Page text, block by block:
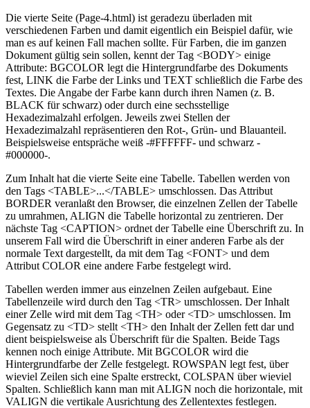
Die vierte Seite (Page-4.html) ist geradezu überladen mit
verschiedenen Farben und damit eigentlich ein Beispiel dafür, wie
man es auf keinen Fall machen sollte. Für Farben, die im ganzen
Dokument gültig sein sollen, kennt der Tag <BODY> einige
Attribute: BGCOLOR legt die Hintergrundfarbe des Dokuments
fest, LINK die Farbe der Links und TEXT schließlich die Farbe des
Textes. Die Angabe der Farbe kann durch ihren Namen (z. B.
BLACK für schwarz) oder durch eine sechsstellige
Hexadezimalzahl erfolgen. Jeweils zwei Stellen der
Hexadezimalzahl repräsentieren den Rot-, Grün- und Blauanteil.
Beispielsweise entspräche weiß -#FFFFFF- und schwarz -
#000000-.
Zum Inhalt hat die vierte Seite eine Tabelle. Tabellen werden von
den Tags <TABLE>...</TABLE> umschlossen. Das Attribut
BORDER veranlaßt den Browser, die einzelnen Zellen der Tabelle
zu umrahmen, ALIGN die Tabelle horizontal zu zentrieren. Der
nächste Tag <CAPTION> ordnet der Tabelle eine Überschrift zu. In
unserem Fall wird die Überschrift in einer anderen Farbe als der
normale Text dargestellt, da mit dem Tag <FONT> und dem
Attribut COLOR eine andere Farbe festgelegt wird.
Tabellen werden immer aus einzelnen Zeilen aufgebaut. Eine
Tabellenzeile wird durch den Tag <TR> umschlossen. Der Inhalt
einer Zelle wird mit dem Tag <TH> oder <TD> umschlossen. Im
Gegensatz zu <TD> stellt <TH> den Inhalt der Zellen fett dar und
dient beispielsweise als Überschrift für die Spalten. Beide Tags
kennen noch einige Attribute. Mit BGCOLOR wird die
Hintergrundfarbe der Zelle festgelegt. ROWSPAN legt fest, über
wieviel Zeilen sich eine Spalte erstreckt, COLSPAN über wieviel
Spalten. Schließlich kann man mit ALIGN noch die horizontale, mit
VALIGN die vertikale Ausrichtung des Zellentextes festlegen.